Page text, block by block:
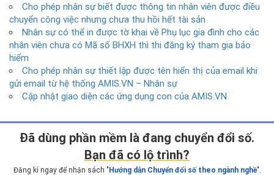
Cho phép nhân sự biết được thông tin nhân viên được điều
chuyển công việc nhưng chưa thu hồi hết tài sản
Nhân sự có thể in được tờ khai về Phụ lục gia đình cho các
nhân viên chưa có Mã số BHXH thì thi đăng ký tham gia bảo
hiểm
Cho phép nhân sự thiết lập được tên hiển thị của email khi
gửi email từ hệ thống AMIS.VN – Nhân sự
Cập nhật giao diện các ứng dụng con của AMIS.VN
Ðã dùng phần mềm là đang chuyển đổi số.
Bạn đã có lộ trình?
Đăng kí ngay để nhận sách " Hướng dẫn Chuyển đổi số theo ngành nghề".